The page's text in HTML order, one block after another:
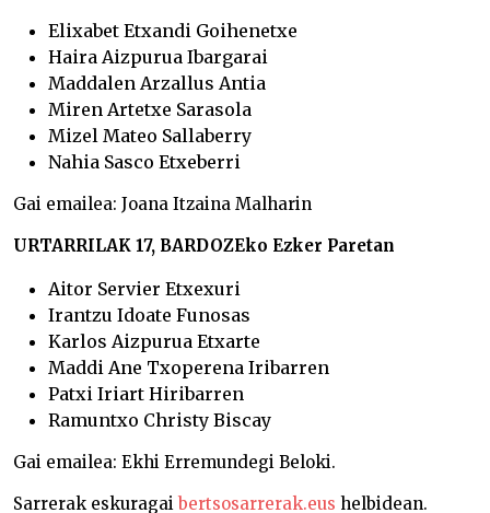
Elixabet Etxandi Goihenetxe
Haira Aizpurua Ibargarai
Maddalen Arzallus Antia
Miren Artetxe Sarasola
Mizel Mateo Sallaberry
Nahia Sasco Etxeberri
Gai emailea: Joana Itzaina Malharin
URTARRILAK 17, BARDOZEko Ezker Paretan
Aitor Servier Etxexuri
Irantzu Idoate Funosas
Karlos Aizpurua Etxarte
Maddi Ane Txoperena Iribarren
Patxi Iriart Hiribarren
Ramuntxo Christy Biscay
Gai emailea: Ekhi Erremundegi Beloki.
Sarrerak eskuragai bertsosarrerak.eus helbidean.